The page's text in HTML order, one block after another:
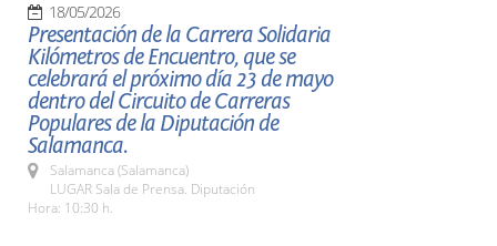
18/05/2026
Presentación de la Carrera Solidaria
Kilómetros de Encuentro, que se
celebrará el próximo día 23 de mayo
dentro del Circuito de Carreras
Populares de la Diputación de
Salamanca.
Salamanca (Salamanca)
LUGAR Sala de Prensa. Diputación
Hora: 10:30 h.